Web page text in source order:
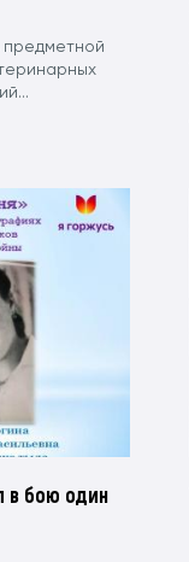
предметной
в бою один